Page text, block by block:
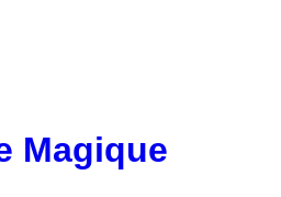
Magique